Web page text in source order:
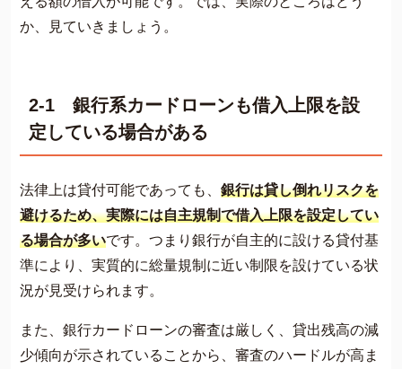
か、見ていきましょう。
2-1 銀行系カードローンも借入上限を設
定している場合がある
法律上は貸付可能であっても、 銀行は貸し倒れリスクを
避けるため、実際には自主規制で借入上限を設定してい
る場合が多いです。つまり銀行が自主的に設ける貸付基
準により、実質的に総量規制に近い制限を設けている状
況が見受けられます​​​​​​。
また、銀行カードローンの審査は厳しく、貸出残高の減
少傾向が示されていることから、審査のハードルが高ま